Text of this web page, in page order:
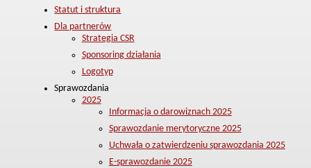
Statut i struktura
Dla partnerów
Strategia CSR
Sponsoring działania
Logotyp
Sprawozdania
2025
Informacja o darowiznach 2025
Sprawozdanie merytoryczne 2025
Uchwała o zatwierdzeniu sprawozdania 2025
E-sprawozdanie 2025